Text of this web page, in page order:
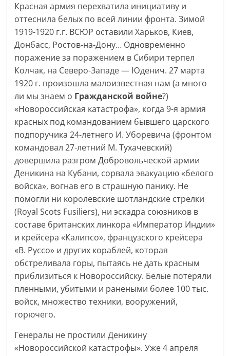
Красная армия перехватила инициативу и
оттеснила белых по всей линии фронта. Зимой
1919-1920 г.г. ВСЮР оставили Харьков, Киев,
Донбасс, Ростов-на-Дону… Одновременно
поражение за поражением в Сибири терпел
Колчак, на Северо-Западе — Юденич. 27 марта
1920 г. произошла малоизвестная нам (а много
ли мы знаем о Гражданской войне?)
«Новороссийская катастрофа», когда 9-я армия
красных под командованием бывшего царского
подпоручика 24-летнего И. Уборевича (фронтом
командовал 27-летний М. Тухачевский)
довершила разгром Добровольческой армии
Деникина на Кубани, сорвала эвакуацию «белого
войска», вогнав его в страшную панику. Не
помогли ни королевские шотландские стрелки
(Royal Scots Fusiliers), ни эскадра союзников в
составе британских линкора «Император Индии»
и крейсера «Калипсо», французского крейсера
«В. Руссо» и других кораблей, которая
обстреливала горы, пытаясь не дать красным
приблизиться к Новороссийску. Белые потеряли
пленными, убитыми и ранеными более 100 тыс.
войск, множество техники, вооружений,
горючего.
Генералы не простили Деникину
«Новороссийской катастрофы». Уже 4 апреля